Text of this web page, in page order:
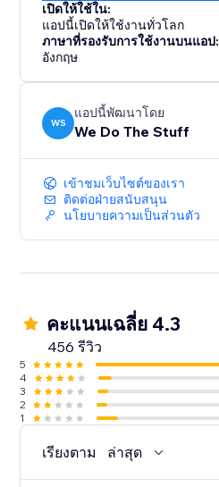
เปิดให้ใช้ใน:
แอปนี้เปิดให้ใช้งานทั่วโลก
ภาษาที่รองรับการใช้งานบนแอป:
อังกฤษ
WS
แอปนี้พัฒนาโดย
We Do The Stuff
เข้าชมเว็บไซต์ของเรา
ติดต่อฝ่ายสนับสนุน
นโยบายความเป็นส่วนตัว
คะแนนเฉลี่ย 4.3
456 รีวิว
5
4
3
2
1
เรียงตาม ล่าสุด